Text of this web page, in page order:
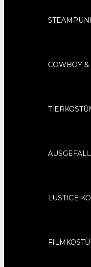
COWBOY &
LUSTIGE